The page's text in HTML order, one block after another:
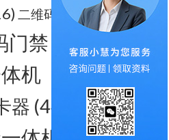
二维码识
门禁
机
器 (44)